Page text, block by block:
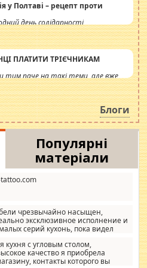
у Полтаві – рецепт проти
день солідарності
ПЛАТИТИ ТРІЄЧНИКАМ
тим паче на такі теми, але вже
сьогоднішні інсенуації
питання. Штучно
соціальна катастрофа.
Блоги
Популярні
матеріали
чрезвычайно насыщен,
эксклюзивное исполнение и
серий кухонь, пока видел
креативненько и что главное -
ненужных наворотов удорожающих
кухня с угловым столом,
качество я приобрела
контакты которого вы